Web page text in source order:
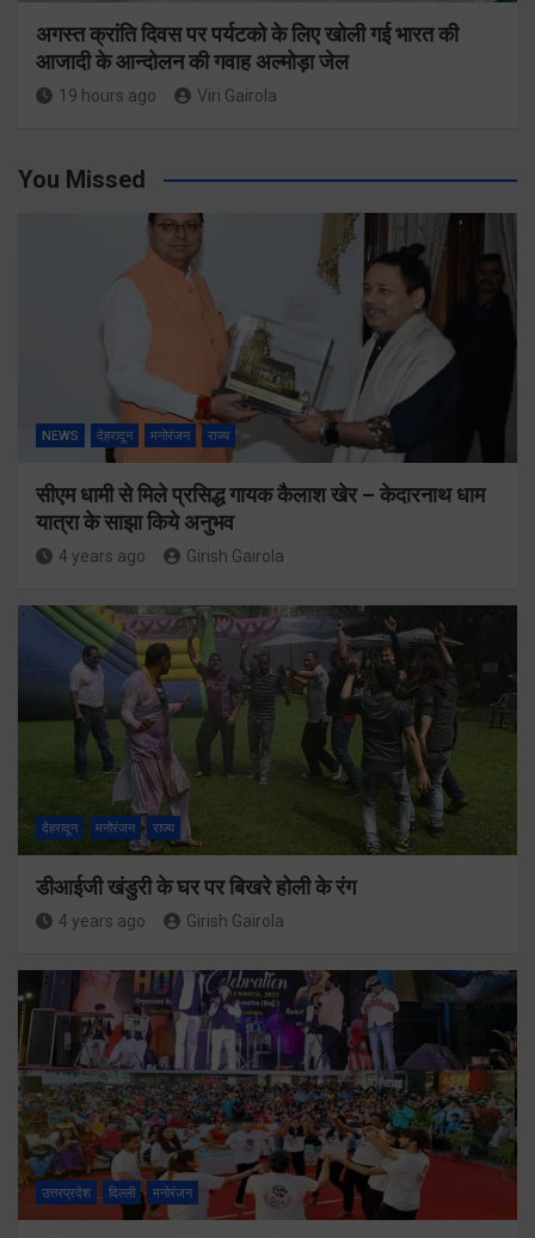
अगस्त क्रांति दिवस पर पर्यटको के लिए खोली गई भारत की
आजादी के आन्दोलन की गवाह अल्मोड़ा जेल
19 hours ago Viri Gairola
You Missed
NEWS देहरादून मनोरंजन राज्य
सीएम धामी से मिले प्रसिद्ध गायक कैलाश खेर – केदारनाथ धाम
यात्रा के साझा किये अनुभव
4 years ago Girish Gairola
देहरादून मनोरंजन राज्य
डीआईजी खंडुरी के घर पर बिखरे होली के रंग
4 years ago Girish Gairola
उत्तरप्रदेश दिल्ली मनोरंजन